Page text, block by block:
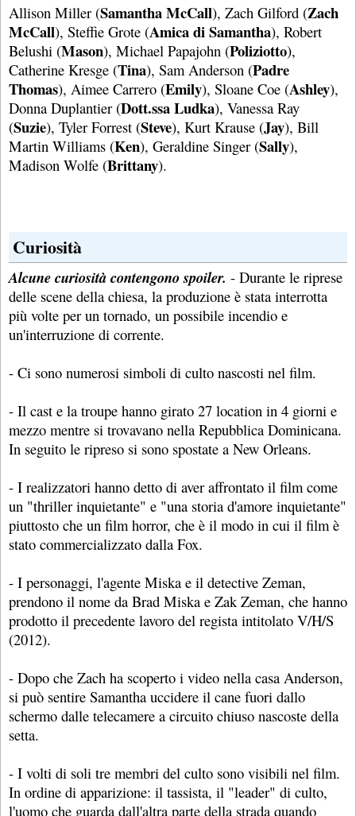
Allison Miller (Samantha McCall), Zach Gilford (Zach
McCall), Steffie Grote (Amica di Samantha), Robert
Belushi (Mason), Michael Papajohn (Poliziotto),
Catherine Kresge (Tina), Sam Anderson (Padre
Thomas), Aimee Carrero (Emily), Sloane Coe (Ashley),
Donna Duplantier (Dott.ssa Ludka), Vanessa Ray
(Suzie), Tyler Forrest (Steve), Kurt Krause (Jay), Bill
Martin Williams (Ken), Geraldine Singer (Sally),
Madison Wolfe (Brittany).
Curiosità
Alcune curiosità contengono spoiler. - Durante le riprese
delle scene della chiesa, la produzione è stata interrotta
più volte per un tornado, un possibile incendio e
un'interruzione di corrente.
- Ci sono numerosi simboli di culto nascosti nel film.
- Il cast e la troupe hanno girato 27 location in 4 giorni e
mezzo mentre si trovavano nella Repubblica Dominicana.
In seguito le ripreso si sono spostate a New Orleans.
- I realizzatori hanno detto di aver affrontato il film come
un "thriller inquietante" e "una storia d'amore inquietante"
piuttosto che un film horror, che è il modo in cui il film è
stato commercializzato dalla Fox.
- I personaggi, l'agente Miska e il detective Zeman,
prendono il nome da Brad Miska e Zak Zeman, che hanno
prodotto il precedente lavoro del regista intitolato V/H/S
(2012).
- Dopo che Zach ha scoperto i video nella casa Anderson,
si può sentire Samantha uccidere il cane fuori dallo
schermo dalle telecamere a circuito chiuso nascoste della
setta.
- I volti di soli tre membri del culto sono visibili nel film.
In ordine di apparizione: il tassista, il "leader" di culto,
l'uomo che guarda dall'altra parte della strada quando